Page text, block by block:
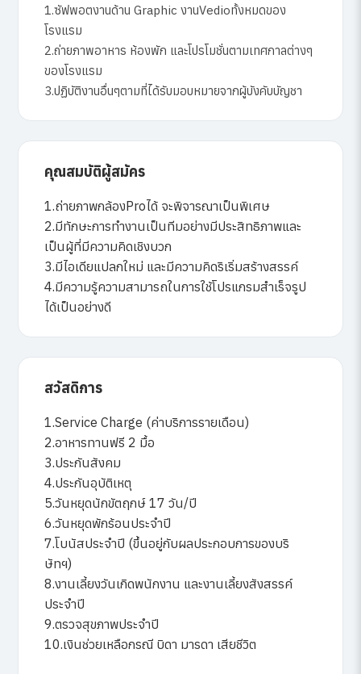
1.ซัฟพอตงานด้าน Graphic งานVedioทั้งหมดของ
โรงแรม
2.ถ่ายภาพอาหาร ห้องพัก และโปรโมชั่นตามเทศกาลต่างๆ
ของโรงแรม
3.ปฏิบัติงานอื่นๆตามที่ได้รับมอบหมายจากผู้บังคับบัญชา
คุณสมบัติผู้สมัคร
1.ถ่ายภาพกล้องProได้ จะพิจารณาเป็นพิเศษ
2.มีทักษะการทำงานเป็นทีมอย่างมีประสิทธิภาพและ
เป็นผู้ที่มีความคิดเชิงบวก
3.มีไอเดียแปลกใหม่ และมีความคิดริเริ่มสร้างสรรค์
4.มีความรู้ความสามารถในการใช้โปรแกรมสำเร็จรูป
ได้เป็นอย่างดี
สวัสดิการ
1.Service Charge (ค่าบริการรายเดือน)
2.อาหารทานฟรี 2 มื้อ
3.ประกันสังคม
4.ประกันอุบัติเหตุ
5.วันหยุดนักขัตฤกษ์ 17 วัน/ปี
6.วันหยุดพักร้อนประจำปี
7.โบนัสประจำปี (ขึ้นอยู่กับผลประกอบการของบริ
ษัทฯ)
8.งานเลี้ยงวันเกิดพนักงาน และงานเลี้ยงสังสรรค์
ประจำปี
9.ตรวจสุขภาพประจำปี
10.เงินช่วยเหลือกรณี บิดา มารดา เสียชีวิต